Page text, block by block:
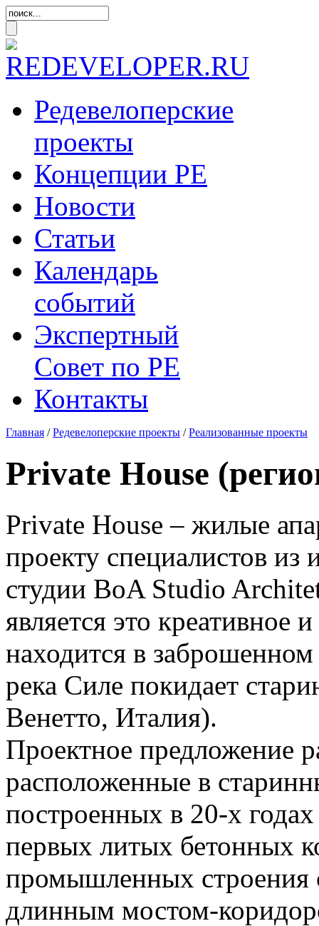
Редевелоперские
проекты
Концепции РЕ
Новости
Статьи
Календарь
событий
Экспертный
Совет по РЕ
Контакты
Главная /Редевелоперские проекты /Реализованные проекты
Private House
Private House – жилые
проекту специалистов из
студии BoA Studio
является это креативное
находится в
река Силе покидает
Венетто, Италия).
Проектное предложение
расположенные в
построенных в 20-х
первых литых бетонных
промышленных строения
длинным мостом-